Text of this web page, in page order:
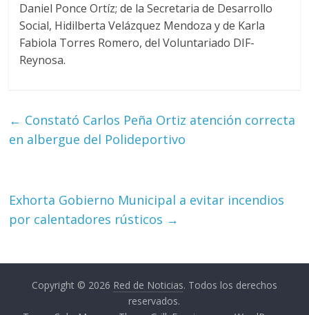
Daniel Ponce Ortíz; de la Secretaria de Desarrollo
Social, Hidilberta Velázquez Mendoza y de Karla
Fabiola Torres Romero, del Voluntariado DIF-
Reynosa.
← Constató Carlos Peña Ortiz atención correcta
en albergue del Polideportivo
Exhorta Gobierno Municipal a evitar incendios
por calentadores rústicos →
Copyright © 2026 Red de Noticias. Todos los derechos
reservados.